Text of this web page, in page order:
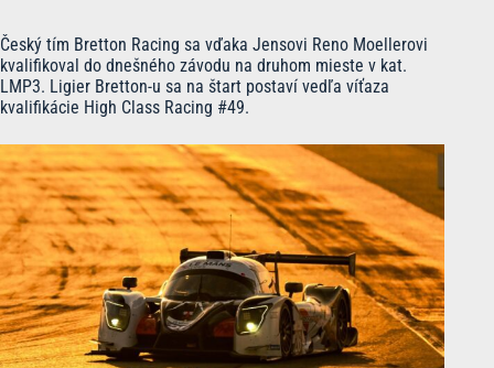
Český tím Bretton Racing sa vďaka Jensovi Reno Moellerovi
kvalifikoval do dnešného závodu na druhom mieste v kat.
LMP3. Ligier Bretton-u sa na štart postaví vedľa víťaza
kvalifikácie High Class Racing #49.